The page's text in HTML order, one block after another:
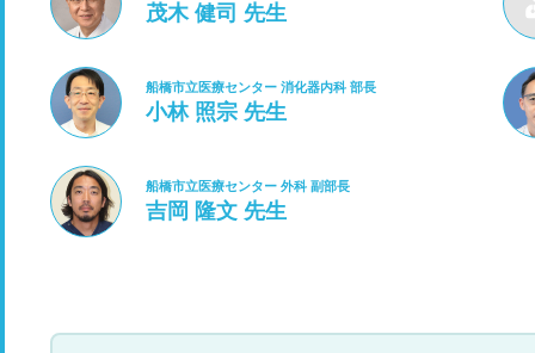
茂木 健司 先生
船橋市立医療センター 消化器内科 部長
小林 照宗 先生
船橋市立医療センター 外科 副部長
吉岡 隆文 先生